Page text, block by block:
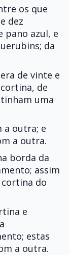
os que
dez
pano azul, e
da
de vinte e
de
uma
a outra; e
a outra.
borda da
assim
do
e
estas
a outra.